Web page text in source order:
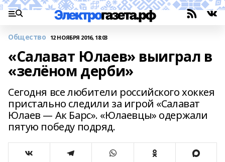
Общество 12 НОЯБРЯ 2016, 18:03
«Салават Юлаев» выиграл в
«зелёном дерби»
Сегодня все любители российского хоккея
пристально следили за игрой «Салават
Юлаев — Ак Барс». «Юлаевцы» одержали
пятую победу подряд.